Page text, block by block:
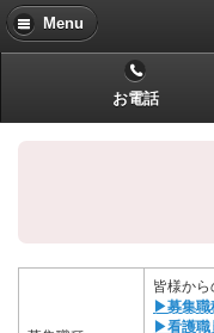
Menu
お電話
皆様から
▶募集職
▶看護職